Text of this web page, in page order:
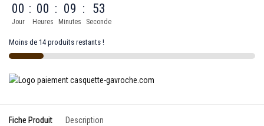
00
Jour
: 00
Heures
: 09
Minutes
: 53
Seconde
Moins de 14 produits restants !
Fiche Produit Description